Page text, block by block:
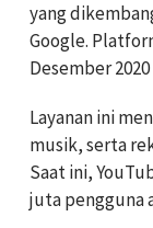
yang
Google.
Desember
Layanan ini
musik, serta
Saat ini,
juta pengguna